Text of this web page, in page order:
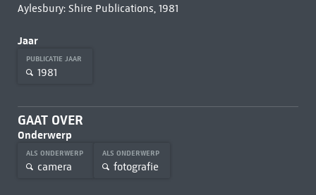
Aylesbury: Shire Publications, 1981
Jaar
PUBLICATIE JAAR
1981
GAAT OVER
Onderwerp
ALS ONDERWERP
camera
ALS ONDERWERP
fotografie